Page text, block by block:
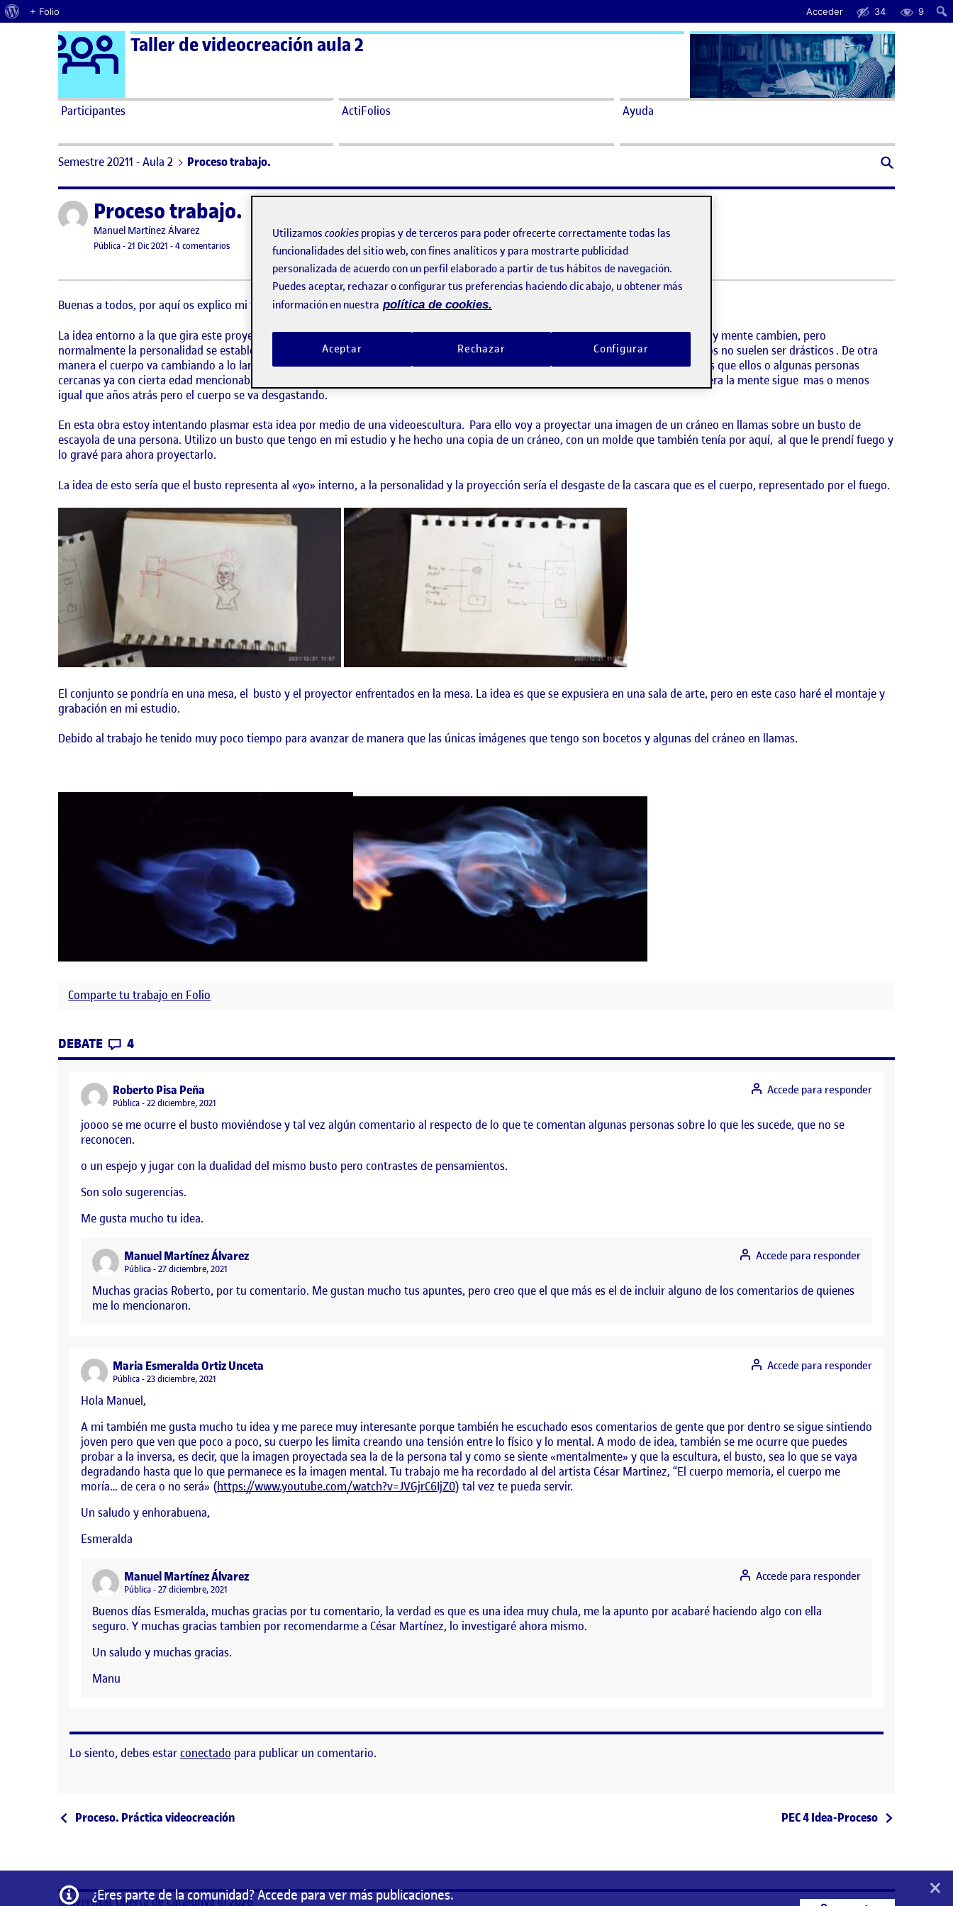
Acerca de WordPress
+ Folio Acceder 34 9
Saltar al contenido Logo Ágora
Taller de videocreación aula 2
Participantes ActiFolios Ayuda
Semestre 20211 - Aula 2 Proceso trabajo.
Publicado porProceso trabajo.
Publicado por
Manuel Martínez Álvarez
Visibilidad:
Pública-Fecha de publicación
21 Dic 2021 -4 comentariosen Proceso trabajo.
Buenas a todos, por aquí os explico mi trabajo para esta PEC y en que momento de la creación está.
La idea entorno a la que gira este proyecto es la diferencia de la degradación del cuerpo y la de la mente. A lo largo de la vida cuerpo y mente cambien, pero
normalmente la personalidad se establece en un momento más o menos concreto y desde ahí podemos evolucionar, pero los cambios no suelen ser drásticos . De otra
manera el cuerpo va cambiando a lo largo de toda la vida y con el tiempo se degrada. Algo que ya varias personas me han contado es que ellos o algunas personas
cercanas ya con cierta edad mencionaban que no se identifican con su cuerpo, se ven a si mismos y no se reconocen. De alguna manera la mente sigue mas o menos
igual que años atrás pero el cuerpo se va desgastando.
En esta obra estoy intentando plasmar esta idea por medio de una videoescultura. Para ello voy a proyectar una imagen de un cráneo en llamas sobre un busto de
escayola de una persona. Utilizo un busto que tengo en mi estudio y he hecho una copia de un cráneo, con un molde que también tenía por aquí, al que le prendí fuego y
lo gravé para ahora proyectarlo.
La idea de esto sería que el busto representa al «yo» interno, a la personalidad y la proyección sería el desgaste de la cascara que es el cuerpo, representado por el fuego.
El conjunto se pondría en una mesa, el busto y el proyector enfrentados en la mesa. La idea es que se expusiera en una sala de arte, pero en este caso haré el montaje y
grabación en mi estudio.
Debido al trabajo he tenido muy poco tiempo para avanzar de manera que las únicas imágenes que tengo son bocetos y algunas del cráneo en llamas.
Comparte tu trabajo en Folio
DEBATE CONTRIBUTIONS
4EN PROCESO TRABAJO.
Roberto Pisa Peña
Visibilidad:
Pública 22 diciembre, 2021
joooo se me ocurre el busto moviéndose y tal vez algún comentario al respecto de lo que te comentan algunas personas sobre lo que les sucede, que no se
reconocen.
o un espejo y jugar con la dualidad del mismo busto pero contrastes de pensamientos.
Son solo sugerencias.
Me gusta mucho tu idea.
Accede para responder
Manuel Martínez Álvarezsays:
Visibilidad:
Pública 27 diciembre, 2021
Muchas gracias Roberto, por tu comentario. Me gustan mucho tus apuntes, pero creo que el que más es el de incluir alguno de los comentarios de quienes
me lo mencionaron.
Accede para responder
Maria Esmeralda Ortiz Unceta
Visibilidad:
Pública 23 diciembre, 2021
Hola Manuel,
A mi también me gusta mucho tu idea y me parece muy interesante porque también he escuchado esos comentarios de gente que por dentro se sigue sintiendo
joven pero que ven que poco a poco, su cuerpo les limita creando una tensión entre lo físico y lo mental. A modo de idea, también se me ocurre que puedes
probar a la inversa, es decir, que la imagen proyectada sea la de la persona tal y como se siente «mentalmente» y que la escultura, el busto, sea lo que se vaya
degradando hasta que lo que permanece es la imagen mental. Tu trabajo me ha recordado al del artista César Martinez, “El cuerpo memoria, el cuerpo me
moría… de cera o no será» (https://www.youtube.com/watch?v=JVGjrC6IjZ0) tal vez te pueda servir.
Un saludo y enhorabuena,
Esmeralda
Accede para responder
Manuel Martínez Álvarezsays:
Visibilidad:
Pública 27 diciembre, 2021
Buenos días Esmeralda, muchas gracias por tu comentario, la verdad es que es una idea muy chula, me la apunto por acabaré haciendo algo con ella
seguro. Y muchas gracias tambien por recomendarme a César Martínez, lo investigaré ahora mismo.
Un saludo y muchas gracias.
Manu
Accede para responder
Lo siento, debes estarconectado para publicar un comentario.
Navegación de entradas
Entrada anterior
Proceso. Práctica videocreación Entrada siguiente
PEC 4 Idea-Proceso
Información
¿Eres parte de la comunidad? Accede para ver más publicaciones. ×
Universitat Oberta de Catalunya © 2026
Utilizamos cookies propias y de terceros para poder ofrecerte correctamente todas las
funcionalidades del sitio web, con fines analíticos y para mostrarte publicidad
personalizada de acuerdo con un perfil elaborado a partir de tus hábitos de navegación.
Puedes aceptar, rechazar o configurar tus preferencias haciendo clic abajo, u obtener más
información en nuestra política de cookies.
Rechazar
Aceptar Configurar